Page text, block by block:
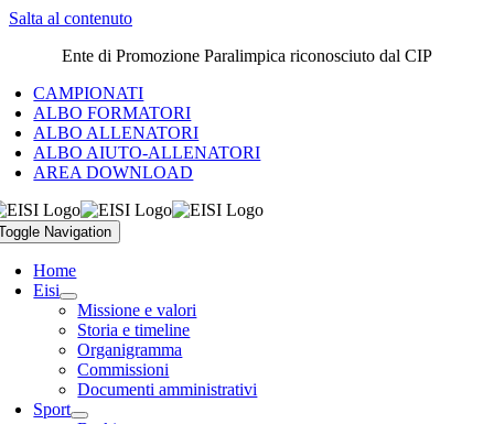
Salta al contenuto
Ente di Promozione Paralimpica riconosciuto dal CIP
CAMPIONATI
ALBO FORMATORI
ALBO ALLENATORI
ALBO AIUTO-ALLENATORI
AREA DOWNLOAD
Navigation
Home
Eisi
Missione e valori
Storia e timeline
Organigramma
Commissioni
Documenti amministrativi
Sport